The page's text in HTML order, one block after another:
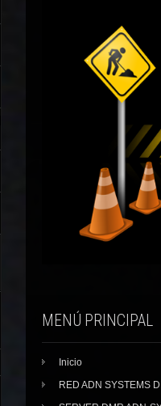
MENÚ PRINCIPAL
Inicio
RED ADN SYSTEMS